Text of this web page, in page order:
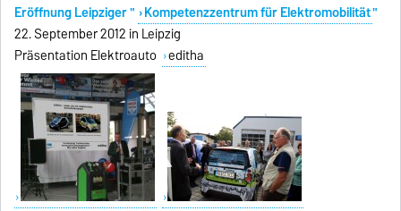
Eröffnung Leipziger " Kompetenzzentrum für Elektromobilität"
22. September 2012 in Leipzig
Präsentation Elektroauto editha